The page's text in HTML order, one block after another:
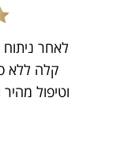
לאחר
קלה ללא
וטיפול